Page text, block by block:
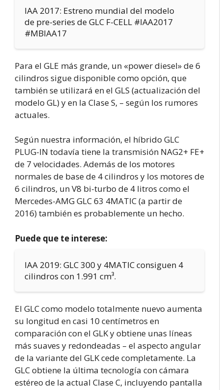
IAA 2017: Estreno mundial del modelo
de pre-series de GLC F-CELL #IAA2017
#MBIAA17
Para el GLE más grande, un «power diesel» de 6
cilindros sigue disponible como opción, que
también se utilizará en el GLS (actualización del
modelo GL) y en la Clase S, – según los rumores
actuales.
Según nuestra información, el híbrido GLC
PLUG-IN todavía tiene la transmisión NAG2+ FE+
de 7 velocidades. Además de los motores
normales de base de 4 cilindros y los motores de
6 cilindros, un V8 bi-turbo de 4 litros como el
Mercedes-AMG GLC 63 4MATIC (a partir de
2016) también es probablemente un hecho.
Puede que te interese:
IAA 2019: GLC 300 y 4MATIC consiguen 4
cilindros con 1.991 cm³.
El GLC como modelo totalmente nuevo aumenta
su longitud en casi 10 centímetros en
comparación con el GLK y obtiene unas líneas
más suaves y redondeadas – el aspecto angular
de la variante del GLK cede completamente. La
GLC obtiene la última tecnología con cámara
estéreo de la actual Clase C, incluyendo pantalla